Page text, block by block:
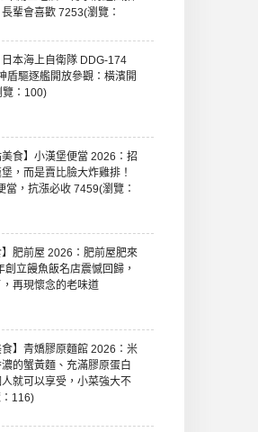
輩會喜歡 7253(瀏覽：
日本海上自衛隊 DDG-174
盾驅逐艦開放參觀：橫濱開
：100)
美食】小漢堡便當 2026：招
，而是賣比臉大炸雞排！
當，抗漲必收 7459(瀏覽：
】肥前屋 2026：肥前屋肥來
創立饅魚飯名店震憾回歸，
，再現懷念的老味道
食】青嬌膠原麵館 2026：米
的蟹黃麵、充滿膠原蛋白
就可以享受，小菜強大不
116)